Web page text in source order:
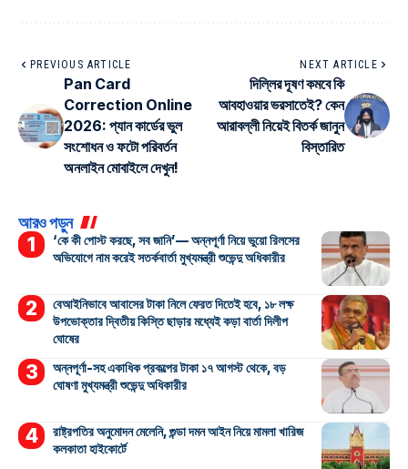
PREVIOUS ARTICLE
Pan Card
Correction Online
2026: প্যান কার্ডের ভুল
সংশোধন ও ফটো পরিবর্তন
অনলাইন মোবাইলে দেখুন!
NEXT ARTICLE
দিল্লির দূষণ কমবে কি
আবহাওয়ার ভরসাতেই? কেন
আরাবল্লী নিয়েই বিতর্ক জানুন
বিস্তারিত
আরও পড়ুন
‘কে কী পোস্ট করছে, সব জানি’— অন্নপূর্ণা নিয়ে ভুয়ো রিলসের
অভিযোগে নাম করেই সতর্কবার্তা মুখ্যমন্ত্রী শুভেন্দু অধিকারীর
বেআইনিভাবে আবাসের টাকা নিলে ফেরত দিতেই হবে, ১৮ লক্ষ
উপভোক্তার দ্বিতীয় কিস্তি ছাড়ার মধ্যেই কড়া বার্তা দিলীপ
ঘোষের
অন্নপূর্ণা-সহ একাধিক প্রকল্পের টাকা ১৭ আগস্ট থেকে, বড়
ঘোষণা মুখ্যমন্ত্রী শুভেন্দু অধিকারীর
রাষ্ট্রপতির অনুমোদন মেলেনি, গুন্ডা দমন আইন নিয়ে মামলা খারিজ
কলকাতা হাইকোর্টে